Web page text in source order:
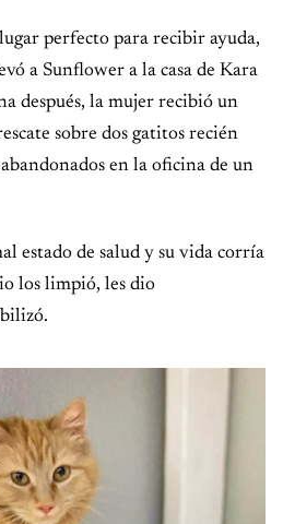
perfecto para recibir ayuda,
a Sunflower a la casa de Kara
después, la mujer recibió un
sobre dos gatitos recién
en la oficina de un
estado de salud y su vida corría
los limpió, les dio